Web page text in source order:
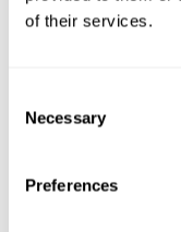
of their services.
Selection
Necessary
Preferences
أخرى تتعلّق بنفس
الفنية أو غيرها
منذ سنوات لتقديم